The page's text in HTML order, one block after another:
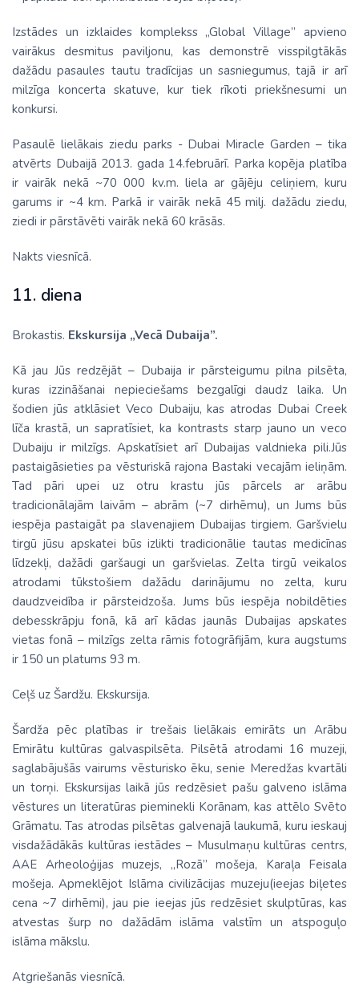
Izstādes un izklaides komplekss „Global Village” apvieno
vairākus desmitus paviljonu, kas demonstrē visspilgtākās
dažādu pasaules tautu tradīcijas un sasniegumus, tajā ir arī
milzīga koncerta skatuve, kur tiek rīkoti priekšnesumi un
konkursi.
Pasaulē lielākais ziedu parks - Dubai Miracle Garden – tika
atvērts Dubaijā 2013. gada 14.februārī. Parka kopēja platība
ir vairāk nekā ~70 000 kv.m. liela ar gājēju celiņiem, kuru
garums ir ~4 km. Parkā ir vairāk nekā 45 milj. dažādu ziedu,
ziedi ir pārstāvēti vairāk nekā 60 krāsās.
Nakts viesnīcā.
11. diena
Brokastis. Ekskursija „Vecā Dubaija”.
Kā jau Jūs redzējāt – Dubaija ir pārsteigumu pilna pilsēta,
kuras izzināšanai nepieciešams bezgalīgi daudz laika. Un
šodien jūs atklāsiet Veco Dubaiju, kas atrodas Dubai Creek
līča krastā, un sapratīsiet, ka kontrasts starp jauno un veco
Dubaiju ir milzīgs. Apskatīsiet arī Dubaijas valdnieka pili.Jūs
pastaigāsieties pa vēsturiskā rajona Bastaki vecajām ieliņām.
Tad pāri upei uz otru krastu jūs pārcels ar arābu
tradicionālajām laivām – abrām (~7 dirhēmu), un Jums būs
iespēja pastaigāt pa slavenajiem Dubaijas tirgiem. Garšvielu
tirgū jūsu apskatei būs izlikti tradicionālie tautas medicīnas
līdzekļi, dažādi garšaugi un garšvielas. Zelta tirgū veikalos
atrodami tūkstošiem dažādu darinājumu no zelta, kuru
daudzveidība ir pārsteidzoša. Jums būs iespēja nobildēties
debesskrāpju fonā, kā arī kādas jaunās Dubaijas apskates
vietas fonā – milzīgs zelta rāmis fotogrāfijām, kura augstums
ir 150 un platums 93 m.
Ceļš uz Šardžu. Ekskursija.
Šardža pēc platības ir trešais lielākais emirāts un Arābu
Emirātu kultūras galvaspilsēta. Pilsētā atrodami 16 muzeji,
saglabājušās vairums vēsturisko ēku, senie Meredžas kvartāli
un torņi. Ekskursijas laikā jūs redzēsiet pašu galveno islāma
vēstures un literatūras pieminekli Korānam, kas attēlo Svēto
Grāmatu. Tas atrodas pilsētas galvenajā laukumā, kuru ieskauj
visdažādākās kultūras iestādes – Musulmaņu kultūras centrs,
AAE Arheoloģijas muzejs, „Rozā” mošeja, Karaļa Feisala
mošeja. Apmeklējot Islāma civilizācijas muzeju(ieejas biļetes
cena ~7 dirhēmi), jau pie ieejas jūs redzēsiet skulptūras, kas
atvestas šurp no dažādām islāma valstīm un atspoguļo
islāma mākslu.
Atgriešanās viesnīcā.